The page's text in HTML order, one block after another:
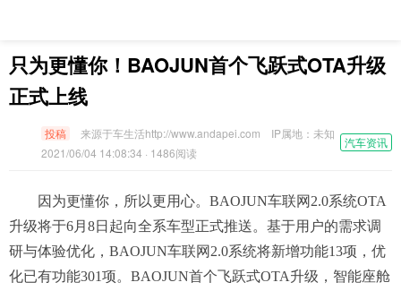
只为更懂你！BAOJUN首个飞跃式OTA升级
正式上线
汽车资讯
投稿 来源于车生活http://www.andapei.com IP属地： 未知
2021/06/04 14:08:34 · 1486阅读
因为更懂你，所以更用心。BAOJUN车联网2.0系统OTA
升级将于6月8日起向全系车型正式推送。基于用户的需求调
研与体验优化，BAOJUN车联网2.0系统将新增功能13项，优
化已有功能301项。BAOJUN首个飞跃式OTA升级，智能座舱